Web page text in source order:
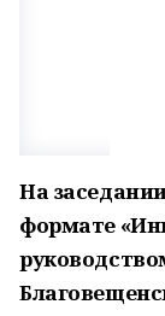
На
формате